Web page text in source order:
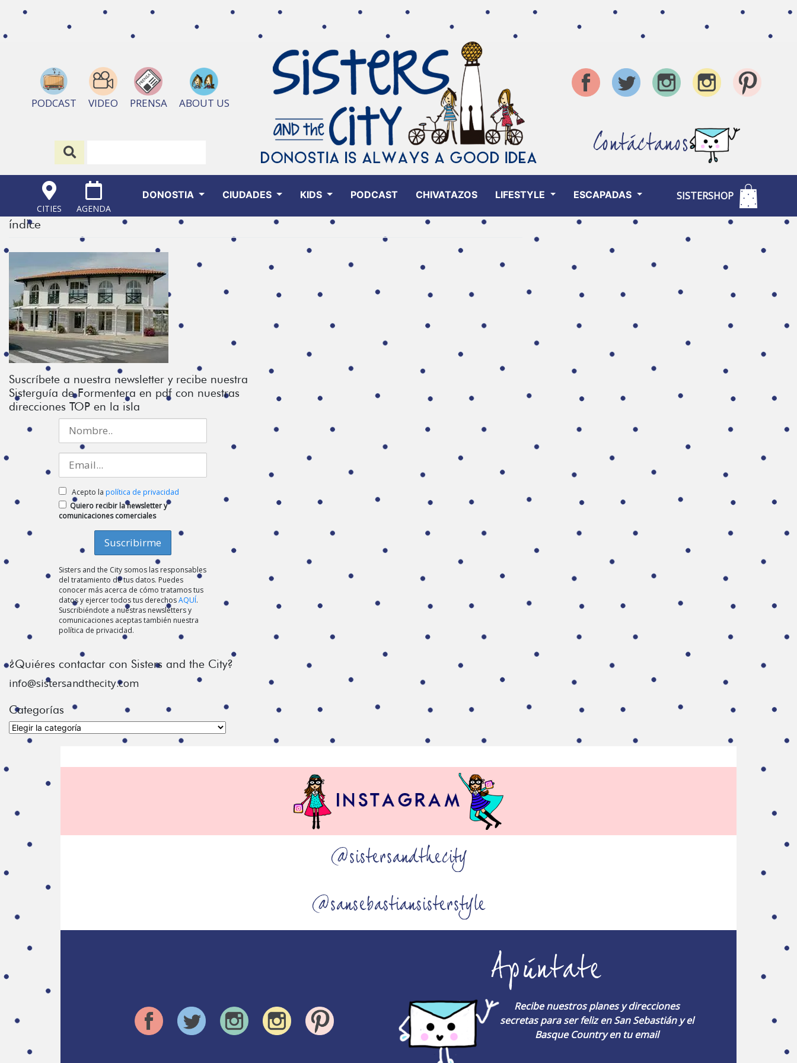
PODCAST VIDEO PRENSA ABOUT US
Contáctanos
CITIES AGENDA
DONOSTIA CIUDADES KIDS PODCAST CHIVATAZOS LIFESTYLE ESCAPADAS SISTERSHOP
índice
Suscríbete a nuestra newsletter y recibe nuestra
Sisterguía de Formentera en pdf con nuestras
direcciones TOP en la isla
Acepto la política de privacidad
Quiero recibir la newsletter y
comunicaciones comerciales
Sisters and the City somos las responsables
del tratamiento de tus datos. Puedes
conocer más acerca de cómo tratamos tus
datos y ejercer todos tus derechosAQUÍ.
Suscribiéndote a nuestras newsletters y
comunicaciones aceptas también nuestra
política de privacidad.
¿Quiéres contactar con Sisters and the City?
info@sistersandthecity.com
Categorías
Categorías
@sistersandthecity
@sansebastiansisterstyle
Apúntate
Recibe nuestros planes y direcciones
secretas para ser feliz en San Sebastián y el
Basque Country en tu email